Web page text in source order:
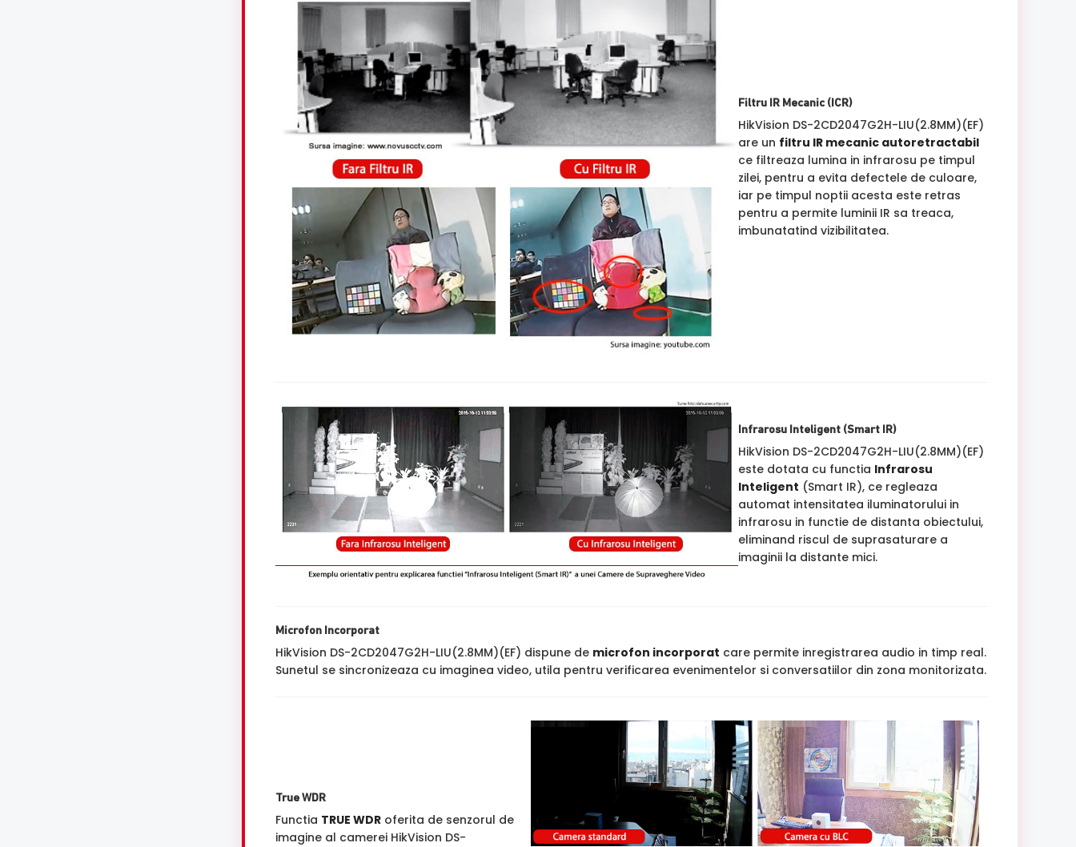
Filtru IR Mecanic (ICR)
HikVision DS-2CD2047G2H-LIU(2.8MM)(EF)
are un filtru IR mecanic autoretractabil
ce filtreaza lumina in infrarosu pe timpul
zilei, pentru a evita defectele de culoare,
iar pe timpul noptii acesta este retras
pentru a permite luminii IR sa treaca,
imbunatatind vizibilitatea.
Infrarosu Inteligent (Smart IR)
HikVision DS-2CD2047G2H-LIU(2.8MM)(EF)
este dotata cu functia Infrarosu
Inteligent (Smart IR), ce regleaza
automat intensitatea iluminatorului in
infrarosu in functie de distanta obiectului,
eliminand riscul de suprasaturare a
imaginii la distante mici.
Microfon Incorporat
HikVision DS-2CD2047G2H-LIU(2.8MM)(EF) dispune de microfon incorporat care permite inregistrarea audio in timp real.
Sunetul se sincronizeaza cu imaginea video, utila pentru verificarea evenimentelor si conversatiilor din zona monitorizata.
True WDR
Functia TRUE WDR oferita de senzorul de
imagine al camerei HikVision DS-